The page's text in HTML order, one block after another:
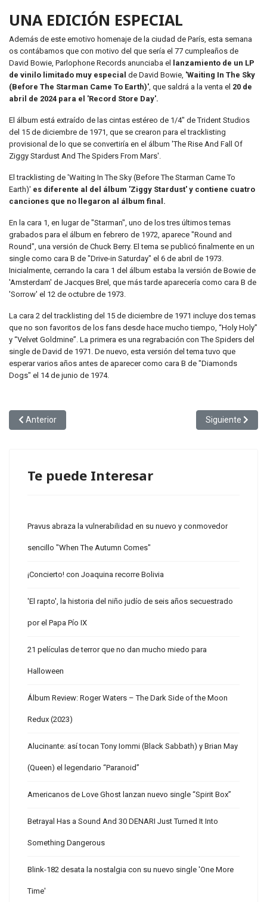
UNA EDICIÓN ESPECIAL
Además de este emotivo homenaje de la ciudad de París, esta semana
os contábamos que con motivo del que sería el 77 cumpleaños de
David Bowie, Parlophone Records anunciaba el
lanzamiento de un LP
de vinilo limitado muy especial de David Bowie, 'Waiting In The Sky
(Before The Starman Came To Earth)', que saldrá a la venta el 20 de
abril de 2024 para el 'Record Store Day'.
El álbum está extraído de las cintas estéreo de 1/4" de Trident Studios
del 15 de diciembre de 1971, que se crearon para el tracklisting
provisional de lo que se convertiría en el álbum 'The Rise And Fall Of
Ziggy Stardust And The Spiders From Mars'.
El tracklisting de 'Waiting In The Sky (Before The Starman Came To
Earth)' es diferente al del álbum 'Ziggy Stardust' y contiene cuatro
canciones que no llegaron al álbum final.
En la cara 1, en lugar de "Starman", uno de los tres últimos temas
grabados para el álbum en febrero de 1972, aparece "Round and
Round", una versión de Chuck Berry. El tema se publicó finalmente en un
single como cara B de "Drive-in Saturday" el 6 de abril de 1973.
Inicialmente, cerrando la cara 1 del álbum estaba la versión de Bowie de
'Amsterdam' de Jacques Brel, que más tarde aparecería como cara B de
'Sorrow' el 12 de octubre de 1973.
La cara 2 del tracklisting del 15 de diciembre de 1971 incluye dos temas
que no son favoritos de los fans desde hace mucho tiempo, “Holy Holy”
y “Velvet Goldmine”. La primera es una regrabación con The Spiders del
single de David de 1971. De nuevo, esta versión del tema tuvo que
esperar varios años antes de aparecer como cara B de "Diamonds
Dogs" el 14 de junio de 1974.
Artículo anterior: La versión de “War Pigs” de Black Sabbath que
Anterior Artículo
Siguiente
Te puede Interesar
Pravus abraza la vulnerabilidad en su nuevo y conmovedor
sencillo "When The Autumn Comes"
¡Concierto! con Joaquina recorre Bolivia
'El rapto', la historia del niño judío de seis años secuestrado
por el Papa Pío IX
21 películas de terror que no dan mucho miedo para
Halloween
Álbum Review: Roger Waters – The Dark Side of the Moon
Redux (2023)
Alucinante: así tocan Tony Iommi (Black Sabbath) y Brian May
(Queen) el legendario “Paranoid”
Americanos de Love Ghost lanzan nuevo single “Spirit Box”
Betrayal Has a Sound And 30 DENARI Just Turned It Into
Something Dangerous
Blink-182 desata la nostalgia con su nuevo single 'One More
Time'